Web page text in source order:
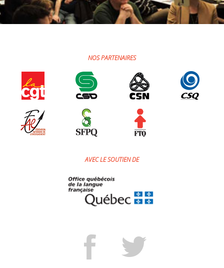
Ressources terminologiques
Capsules linguistiques
Intégration linguistique
Cours de français
Témoignages
Nos campagnes
NOS PARTENAIRES
AVEC LE SOUTIEN DE